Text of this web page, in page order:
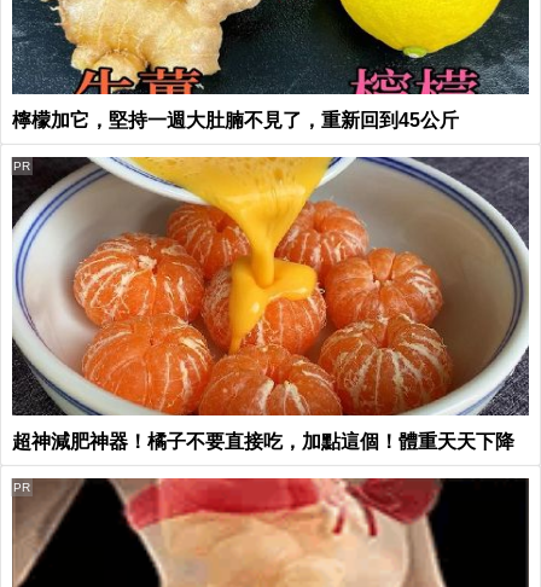
檸檬加它，堅持一週大肚腩不見了，重新回到45公斤
超神減肥神器！橘子不要直接吃，加點這個！體重天天下降
PR
PR